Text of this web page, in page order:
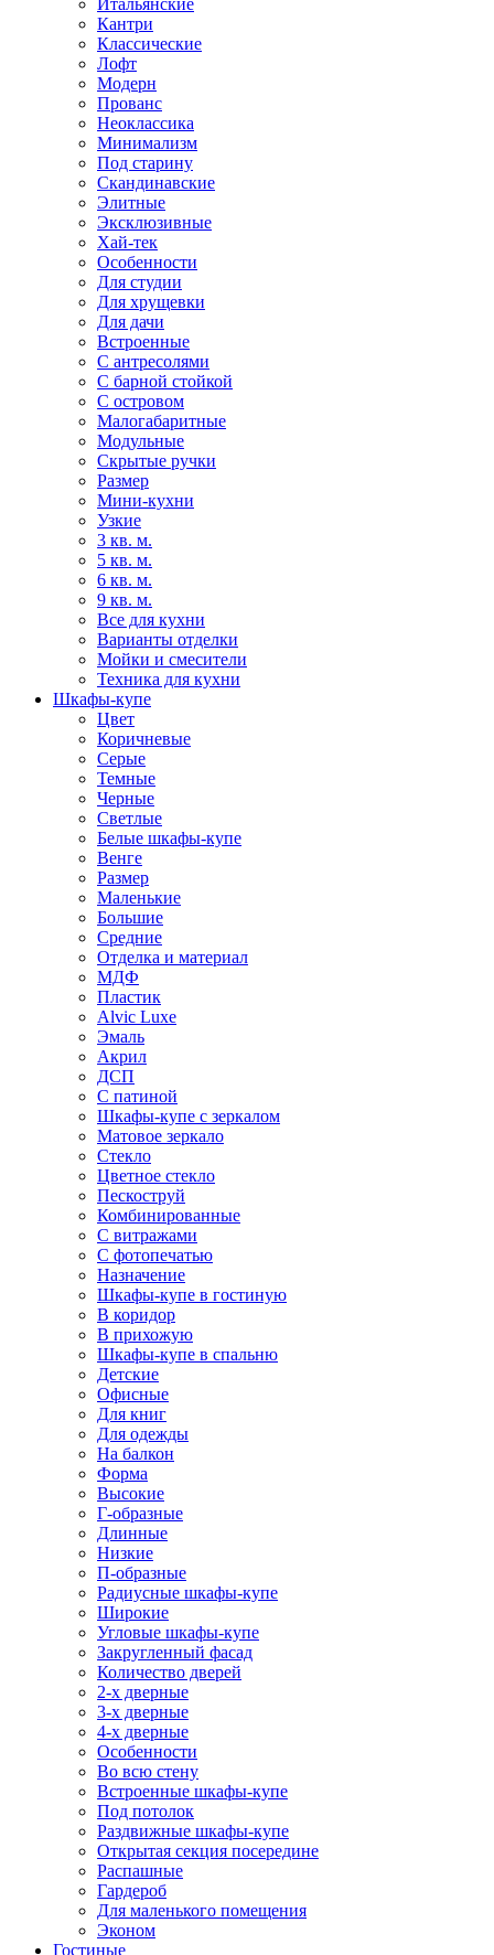
Итальянские
Кантри
Классические
Лофт
Модерн
Прованс
Неоклассика
Минимализм
Под старину
Скандинавские
Элитные
Эксклюзивные
Хай-тек
Особенности
Для студии
Для хрущевки
Для дачи
Встроенные
С антресолями
С барной стойкой
С островом
Малогабаритные
Модульные
Скрытые ручки
Размер
Мини-кухни
Узкие
3 кв. м.
5 кв. м.
6 кв. м.
9 кв. м.
Все для кухни
Варианты отделки
Мойки и смесители
Техника для кухни
Шкафы-купе
Цвет
Коричневые
Серые
Темные
Черные
Светлые
Белые шкафы-купе
Венге
Размер
Маленькие
Большие
Средние
Отделка и материал
МДФ
Пластик
Alvic Luxe
Эмаль
Акрил
ДСП
С патиной
Шкафы-купе с зеркалом
Матовое зеркало
Стекло
Цветное стекло
Пескоструй
Комбинированные
С витражами
С фотопечатью
Назначение
Шкафы-купе в гостиную
В коридор
В прихожую
Шкафы-купе в спальню
Детские
Офисные
Для книг
Для одежды
На балкон
Форма
Высокие
Г-образные
Длинные
Низкие
П-образные
Радиусные шкафы-купе
Широкие
Угловые шкафы-купе
Закругленный фасад
Количество дверей
2-х дверные
3-х дверные
4-х дверные
Особенности
Во всю стену
Встроенные шкафы-купе
Под потолок
Раздвижные шкафы-купе
Открытая секция посередине
Распашные
Гардероб
Для маленького помещения
Эконом
Гостиные